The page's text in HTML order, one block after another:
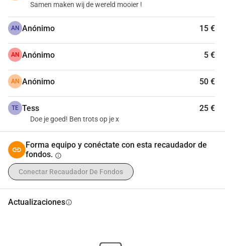
Samen maken wij de wereld mooier !
AN Anónimo 15 €
AN Anónimo 5 €
AN Anónimo 50 €
TE Tess 25 €
Doe je goed! Ben trots op je x
Forma equipo y conéctate con esta recaudador de
fondos. info
Conectar Recaudador De Fondos
Actualizacionesinfo